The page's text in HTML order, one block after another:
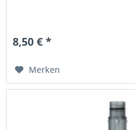
8,50 € *
Merken